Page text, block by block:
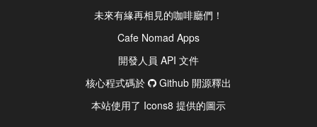
未來有緣再相見的咖啡廳們！
Cafe Nomad Apps
開發人員 API 文件
核心程式碼於
Github 開源釋出
本站使用了 Icons8 提供的圖示